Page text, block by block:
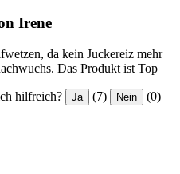
Irene
da kein Juckereiz mehr
Das Produkt ist Top
hilfreich? Ja (7) Nein (0)